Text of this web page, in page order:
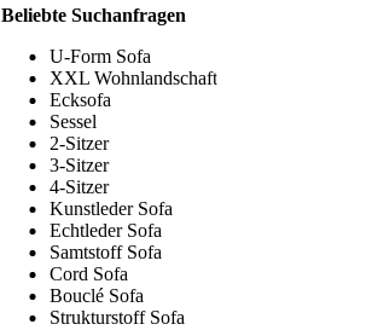
Beliebte Suchanfragen
U-Form Sofa
XXL Wohnlandschaft
Ecksofa
Sessel
2-Sitzer
3-Sitzer
4-Sitzer
Kunstleder Sofa
Echtleder Sofa
Samtstoff Sofa
Cord Sofa
Bouclé Sofa
Strukturstoff Sofa
Suchergebnisse